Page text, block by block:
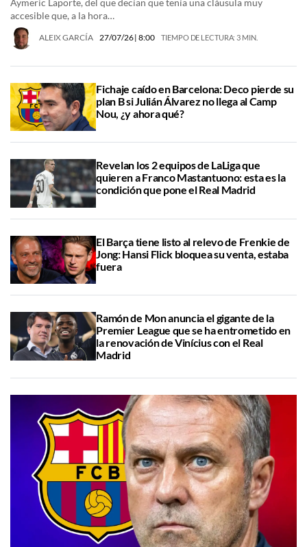
accesible que, a la hora…
ALEIX GARCÍA 27/07/26| 8:00 TIEMPO DE LECTURA: 3 MIN.
Fichaje caído en Barcelona: Deco pierde su
plan B si Julián Álvarez no llega al Camp
Nou, ¿y ahora qué?
Revelan los 2 equipos de LaLiga que
quieren a Franco Mastantuono: esta es la
condición que pone el Real Madrid
El Barça tiene listo al relevo de Frenkie de
Jong: Hansi Flick bloquea su venta, estaba
fuera
Ramón de Mon anuncia el gigante de la
Premier League que se ha entrometido en
la renovación de Vinícius con el Real
Madrid